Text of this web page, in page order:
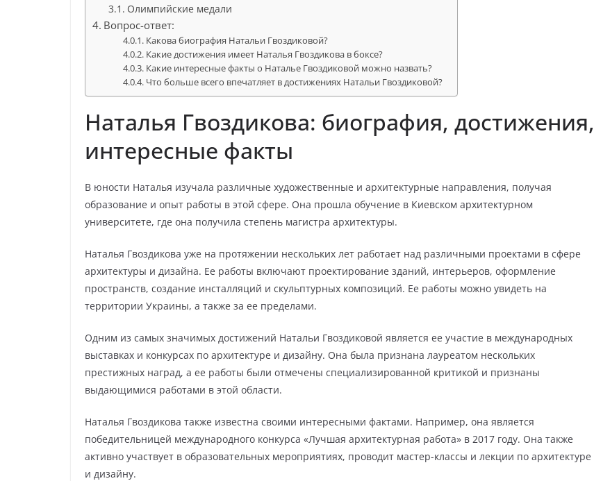
Олимпийские медали
Вопрос-ответ:
Какова биография Натальи Гвоздиковой?
Какие достижения имеет Наталья Гвоздикова в боксе?
Какие интересные факты о Наталье Гвоздиковой можно назвать?
Что больше всего впечатляет в достижениях Натальи Гвоздиковой?
Наталья Гвоздикова: биография, достижения,
интересные факты
В юности Наталья изучала различные художественные и архитектурные направления, получая
образование и опыт работы в этой сфере. Она прошла обучение в Киевском архитектурном
университете, где она получила степень магистра архитектуры.
Наталья Гвоздикова уже на протяжении нескольких лет работает над различными проектами в сфере
архитектуры и дизайна. Ее работы включают проектирование зданий, интерьеров, оформление
пространств, создание инсталляций и скульптурных композиций. Ее работы можно увидеть на
территории Украины, а также за ее пределами.
Одним из самых значимых достижений Натальи Гвоздиковой является ее участие в международных
выставках и конкурсах по архитектуре и дизайну. Она была признана лауреатом нескольких
престижных наград, а ее работы были отмечены специализированной критикой и признаны
выдающимися работами в этой области.
Наталья Гвоздикова также известна своими интересными фактами. Например, она является
победительницей международного конкурса «Лучшая архитектурная работа» в 2017 году. Она также
активно участвует в образовательных мероприятиях, проводит мастер-классы и лекции по архитектуре
и дизайну.